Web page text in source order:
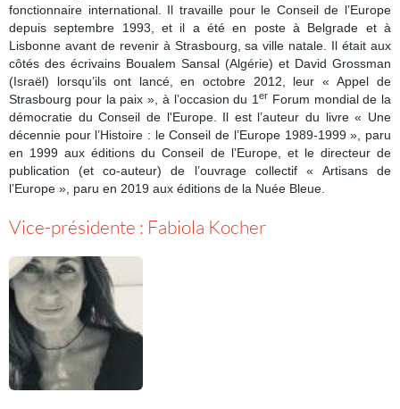
fonctionnaire international. Il travaille pour le Conseil de l’Europe
depuis septembre 1993, et il a été en poste à Belgrade et à
Lisbonne avant de revenir à Strasbourg, sa ville natale. Il était aux
côtés des écrivains Boualem Sansal (Algérie) et David Grossman
(Israël) lorsqu’ils ont lancé, en octobre 2012, leur « Appel de
Strasbourg pour la paix », à l’occasion du 1 er Forum mondial de la
démocratie du Conseil de l'Europe. Il est l’auteur du livre « Une
décennie pour l’Histoire : le Conseil de l’Europe 1989-1999 », paru
en 1999 aux éditions du Conseil de l’Europe, et le directeur de
publication (et co-auteur) de l’ouvrage collectif « Artisans de
l’Europe », paru en 2019 aux éditions de la Nuée Bleue.
Vice-présidente : Fabiola Kocher